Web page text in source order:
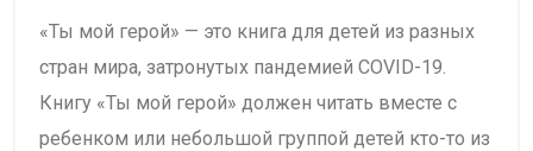
«Ты мой герой» — это книга для детей из разных
стран мира, затронутых пандемией COVID-19.
Книгу «Ты мой герой» должен читать вместе с
ребенком или небольшой группой детей кто-то из